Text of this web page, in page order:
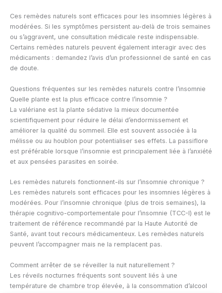
Ces remèdes naturels sont efficaces pour les insomnies légères à
modérées. Si les symptômes persistent au-delà de trois semaines
ou s’aggravent, une consultation médicale reste indispensable.
Certains remèdes naturels peuvent également interagir avec des
médicaments : demandez l’avis d’un professionnel de santé en cas
de doute.
Questions fréquentes sur les remèdes naturels contre l’insomnie
Quelle plante est la plus efficace contre l’insomnie ?
La valériane est la plante sédative la mieux documentée
scientifiquement pour réduire le délai d’endormissement et
améliorer la qualité du sommeil. Elle est souvent associée à la
mélisse ou au houblon pour potentialiser ses effets. La passiflore
est préférable lorsque l’insomnie est principalement liée à l’anxiété
et aux pensées parasites en soirée.
Les remèdes naturels fonctionnent-ils sur l’insomnie chronique ?
Les remèdes naturels sont efficaces pour les insomnies légères à
modérées. Pour l’insomnie chronique (plus de trois semaines), la
thérapie cognitivo-comportementale pour l’insomnie (TCC-I) est le
traitement de référence recommandé par la Haute Autorité de
Santé, avant tout recours médicamenteux. Les remèdes naturels
peuvent l’accompagner mais ne la remplacent pas.
Comment arrêter de se réveiller la nuit naturellement ?
Les réveils nocturnes fréquents sont souvent liés à une
température de chambre trop élevée, à la consommation d’alcool